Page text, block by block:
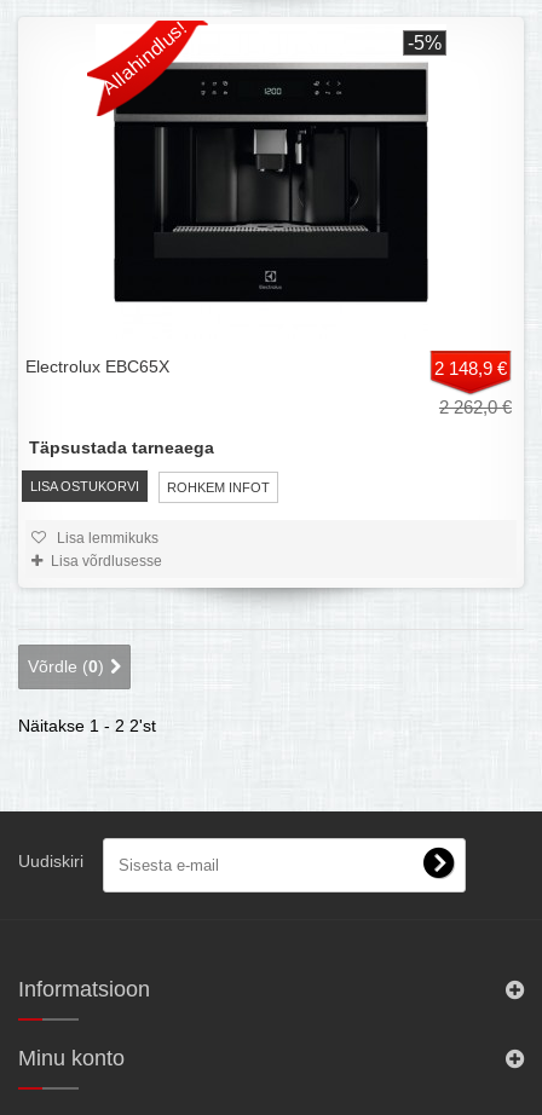
Allahindlus! -5%
Electrolux EBC65X
2 148,9 €
2 262,0 €
LISA OSTUKORVI ROHKEM INFOT
Täpsustada tarneaega
Lisa lemmikuks
Lisa võrdlusesse
Võrdle (0)
Näitakse 1 - 2 2'st
Uudiskiri
Informatsioon
Minu konto